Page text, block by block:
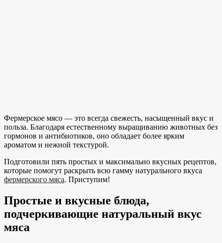
Фермерское мясо — это всегда свежесть, насыщенный вкус и
польза. Благодаря естественному выращиванию животных без
гормонов и антибиотиков, оно обладает более ярким
ароматом и нежной текстурой.
Подготовили пять простых и максимально вкусных рецептов,
которые помогут раскрыть всю гамму натурального вкуса
фермерского мяса. Приступим!
Простые и вкусные блюда,
подчеркивающие натуральный вкус
мяса